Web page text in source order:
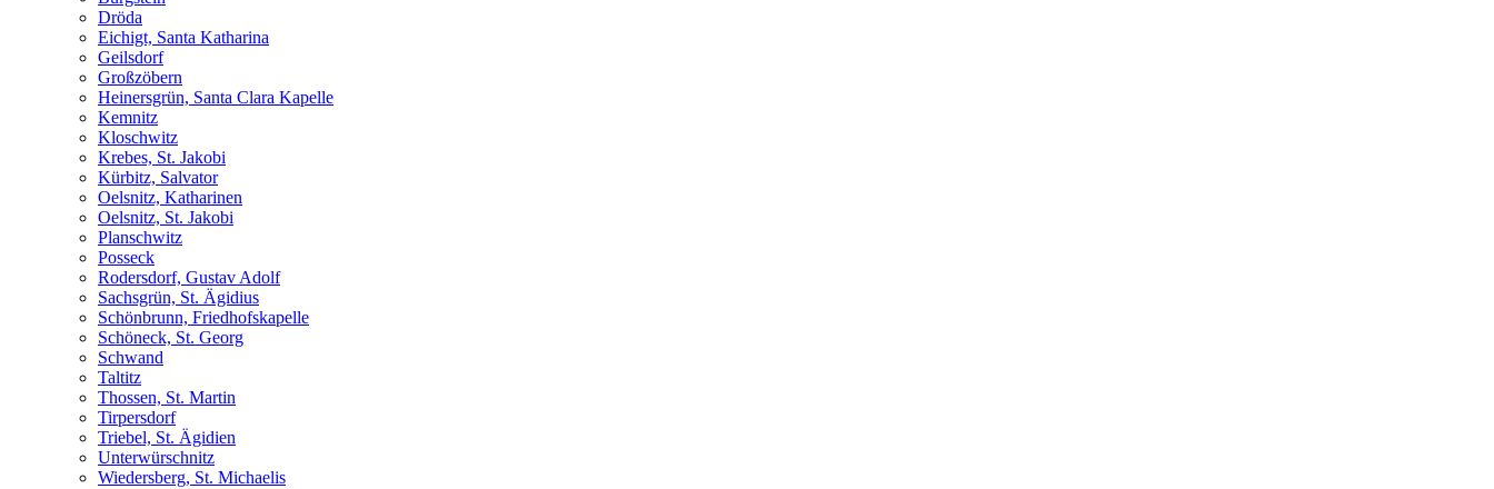
Dröda
Eichigt, Santa Katharina
Geilsdorf
Großzöbern
Heinersgrün, Santa Clara Kapelle
Kemnitz
Kloschwitz
Krebes, St. Jakobi
Kürbitz, Salvator
Oelsnitz, Katharinen
Oelsnitz, St. Jakobi
Planschwitz
Posseck
Rodersdorf, Gustav Adolf
Sachsgrün, St. Ägidius
Schönbrunn, Friedhofskapelle
Schöneck, St. Georg
Schwand
Taltitz
Thossen, St. Martin
Tirpersdorf
Triebel, St. Ägidien
Unterwürschnitz
Wiedersberg, St. Michaelis